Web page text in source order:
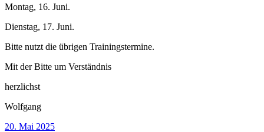
Montag, 16. Juni.
Dienstag, 17. Juni.
Bitte nutzt die übrigen Trainingstermine.
Mit der Bitte um Verständnis
herzlichst
Wolfgang
Veröffentlicht
20. Mai 2025